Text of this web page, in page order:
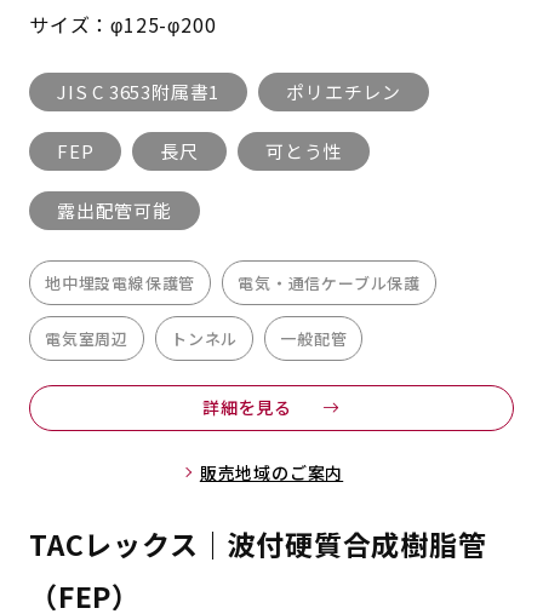
サイズ：φ125-φ200
JIS C 3653附属書1 ポリエチレン
FEP 長尺 可とう性
露出配管可能
地中埋設電線保護管 電気・通信ケーブル保護
電気室周辺 トンネル 一般配管
詳細を見る
販売地域のご案内
TACレックス｜波付硬質合成樹脂管
（FEP）